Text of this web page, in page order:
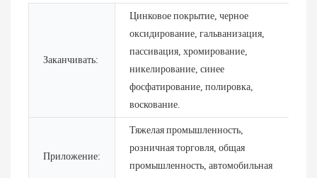
Заканчивать:
Цинковое покрытие, черное
оксидирование, гальванизация,
пассивация, хромирование,
никелирование, синее
фосфатирование, полировка,
воскование.
Приложение:
Тяжелая промышленность,
розничная торговля, общая
промышленность, автомобильная